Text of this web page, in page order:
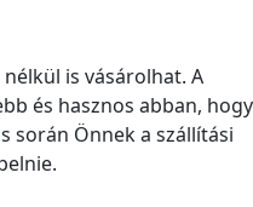
is vásárolhat. A
és hasznos abban, hogy
során Önnek a szállítási